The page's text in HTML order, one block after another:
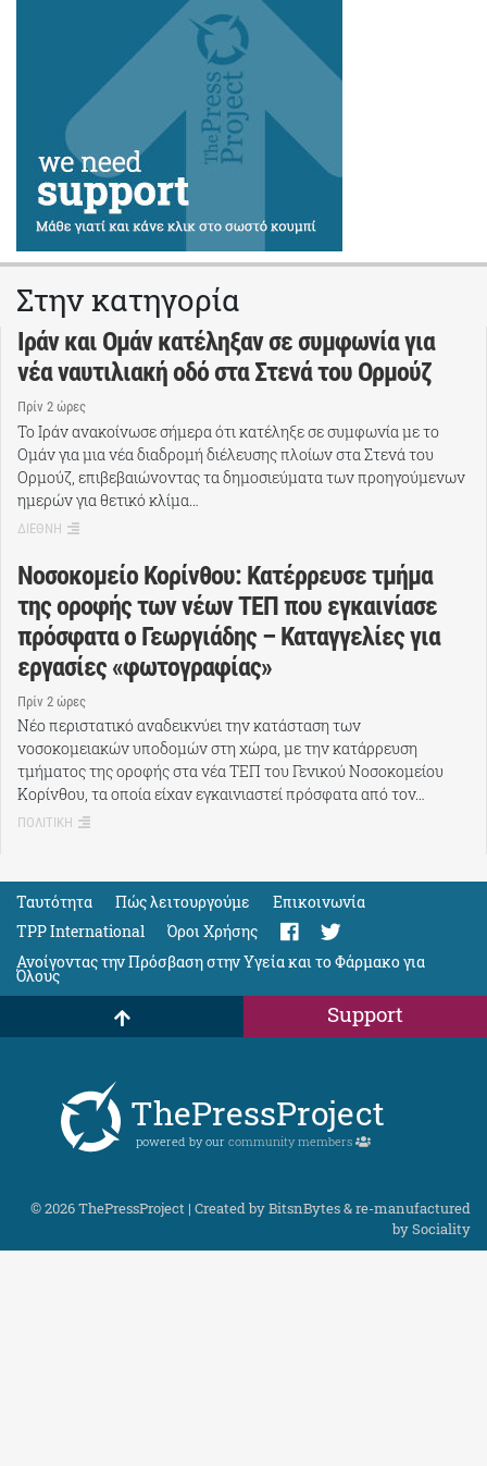
Στην κατηγορία
Ιράν και Ομάν κατέληξαν σε συμφωνία για
νέα ναυτιλιακή οδό στα Στενά του Ορμούζ
Πρίν 2 ώρες
Το Ιράν ανακοίνωσε σήμερα ότι κατέληξε σε συμφωνία με το
Ομάν για μια νέα διαδρομή διέλευσης πλοίων στα Στενά του
Ορμούζ, επιβεβαιώνοντας τα δημοσιεύματα των προηγούμενων
ημερών για θετικό κλίμα…
ΔΙΕΘΝΗ
Νοσοκομείο Κορίνθου: Κατέρρευσε τμήμα
της οροφής των νέων ΤΕΠ που εγκαινίασε
πρόσφατα ο Γεωργιάδης – Καταγγελίες για
εργασίες «φωτογραφίας»
Πρίν 2 ώρες
Νέο περιστατικό αναδεικνύει την κατάσταση των
νοσοκομειακών υποδομών στη χώρα, με την κατάρρευση
τμήματος της οροφής στα νέα ΤΕΠ του Γενικού Νοσοκομείου
Κορίνθου, τα οποία είχαν εγκαινιαστεί πρόσφατα από τον…
ΠΟΛΙΤΙΚΗ
Ταυτότητα Πώς λειτουργούμε
Eπικοινωνία
TPP International
Όροι Χρήσης
Ανοίγοντας την Πρόσβαση στην Υγεία και το Φάρμακο για
Όλους
Support
ThePressProject
powered by our community members
© 2026 ThePressProject | Created by BitsnBytes & re-manufactured
bySociality